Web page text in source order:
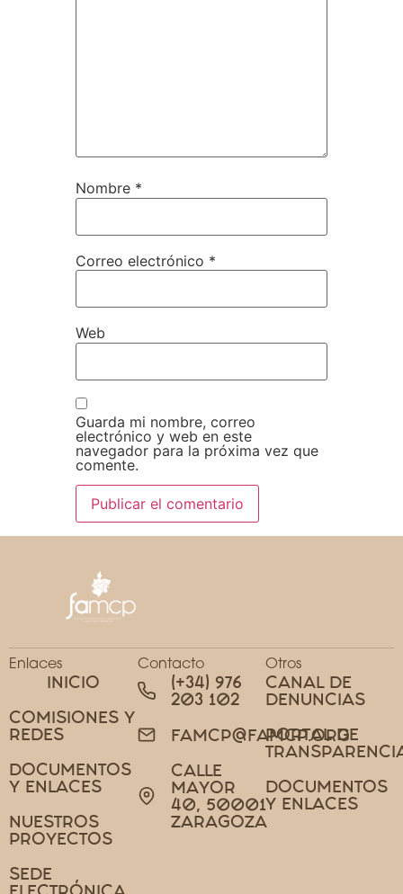
Nombre *
Correo electrónico *
Web
Guarda mi nombre, correo
electrónico y web en este
navegador para la próxima vez que
comente.
Enlaces
INICIO
COMISIONES Y
REDES
DOCUMENTOS
Y ENLACES
NUESTROS
PROYECTOS
SEDE
Contacto
(+34) 976
203 102
FAMCP@FAMCP.ORG
CALLE
MAYOR
40, 50001
ZARAGOZA
Otros
CANAL DE
DENUNCIAS
PORTAL DE
DOCUMENTOS
Y ENLACES